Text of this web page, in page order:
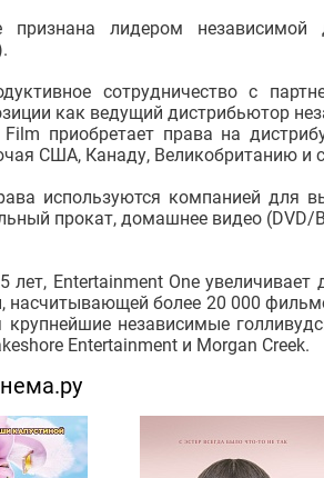
признана лидером
сотрудничество с
как ведущий дистрибьютор
Film приобретает права на
США, Канаду, Великобританию и
используются компанией для
прокат, домашнее видео (DVD/
Entertainment One увеличивает
насчитывающей более 20 000
независимые
Entertainment и Morgan Creek.